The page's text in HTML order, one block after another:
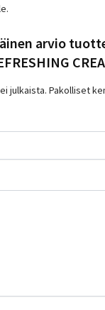
arvio
julkaista. Pakolliset